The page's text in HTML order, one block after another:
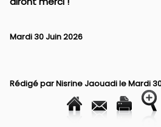
Mardi 30 Juin 2026
Rédigé parNisrine Jaouadile Mardi